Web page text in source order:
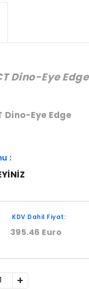
Dino-Eye Edge
Dino-Eye Edge
:
KDV Dahil Fiyat:
395.46 Euro
+